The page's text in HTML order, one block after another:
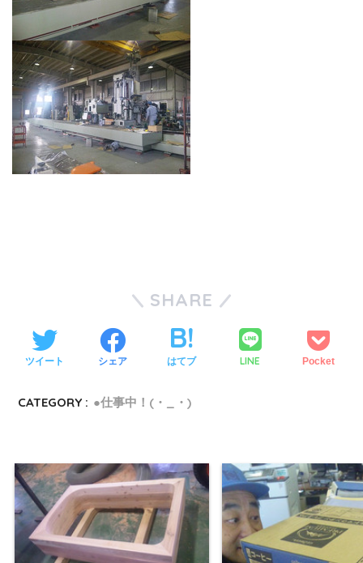
SHARE
ツイート シェア はてブ LINE Pocket
CATEGORY : ●仕事中！(・_・)